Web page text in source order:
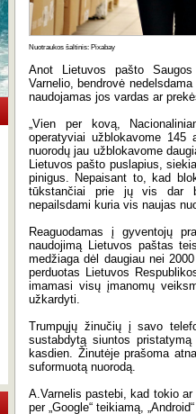
Nuotraukos šaltinis: Pixabay
Anot Lietuvos pašto
Varnelio, bendrovė
naudojamas jos vardas ar
„Vien per kovą,
operatyviai užblokavome 145
nuorodų jau užblokavome
Lietuvos pašto puslapius,
pinigus. Nepaisant to, kad
tūkstančiai prie jų vis dar
nepailsdami kuria vis naujas
Reaguodamas į gyventojų
naudojimą Lietuvos paštas
medžiaga dėl daugiau nei
perduotas Lietuvos
imamasi visų įmanomų
užkardyti.
Trumpųjų žinučių į savo
sustabdytą siuntos
kasdien. Žinutėje prašoma
suformuotą nuorodą.
A.Varnelis pastebi, kad tokio
per „Google“ teikiamą,